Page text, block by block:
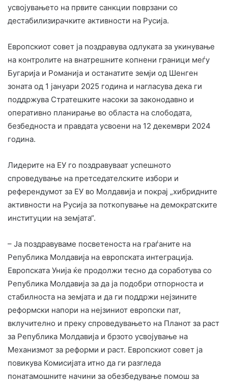
усвојувањето на првите санкции поврзани со
дестабилизирачките активности на Русија.
Европскиот совет ја поздравува одлуката за укинување
на контролите на внатрешните копнени граници меѓу
Бугарија и Романија и останатите земји од Шенген
зоната од 1 јануари 2025 година и нагласува дека ги
поддржува Стратешките насоки за законодавно и
оперативно планирање во областа на слободата,
безбедноста и правдата усвоени на 12 декември 2024
година.
Лидерите на ЕУ го поздравуваат успешното
спроведување на претседателските избори и
референдумот за ЕУ во Молдавија и покрај „хибридните
активности на Русија за поткопување на демократските
институции на земјата“.
– Ја поздравуваме посветеноста на граѓаните на
Република Молдавија на европската интеграција.
Европската Унија ќе продолжи тесно да соработува со
Република Молдавија за да ја подобри отпорноста и
стабилноста на земјата и да ги поддржи нејзините
реформски напори на нејзиниот европски пат,
вклучително и преку спроведувањето на Планот за раст
за Република Молдавија и брзото усвојување на
Механизмот за реформи и раст. Европскиот совет ја
повикува Комисијата итно да ги разгледа
понатамошните начини за обезбедување помош за